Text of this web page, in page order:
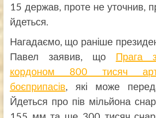
15 держав, проте не уточнив,
йдеться.
Нагадаємо, що раніше
Павел заявив, що Прага
кордоном 800 тисяч
боєприпасів, які може
Йдеться про пів мільйона